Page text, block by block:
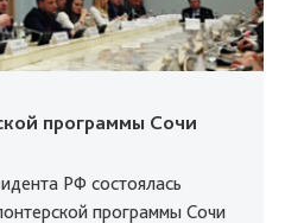
программы Сочи
РФ состоялась
программы Сочи